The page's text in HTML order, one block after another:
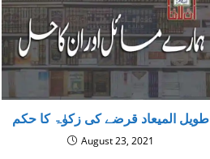
طویل المیعاد قرضے کی زکوٰۃ کا حکم
August 23, 2021